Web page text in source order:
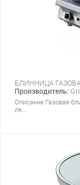
БЛИННИЦА
Производитель:
Описание Газовая
ля...